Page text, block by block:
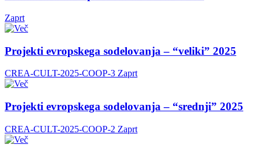
Zaprt
Projekti evropskega sodelovanja – “veliki” 2025
CREA-CULT-2025-COOP-3 Zaprt
Projekti evropskega sodelovanja – “srednji” 2025
CREA-CULT-2025-COOP-2 Zaprt